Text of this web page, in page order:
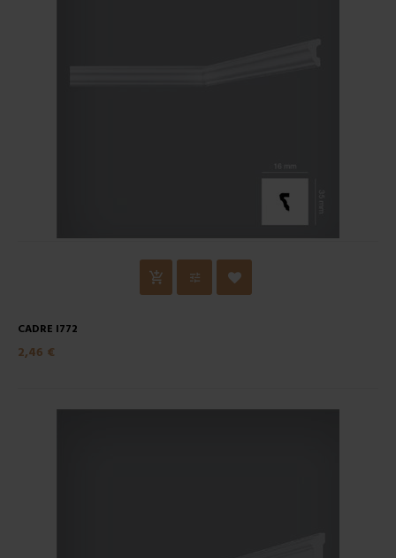
CADRE I772
2,46 €